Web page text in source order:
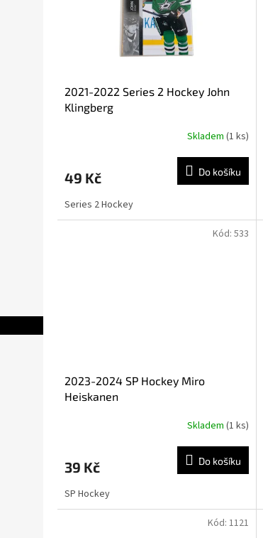
2021-2022 Series 2 Hockey John
Klingberg
Skladem (1 ks)
49 Kč Do košíku
Series 2 Hockey
2023-2024 SP Hockey Miro
Heiskanen
Skladem (1 ks)
39 Kč Do košíku
SP Hockey
Kód: 533
Kód: 1121